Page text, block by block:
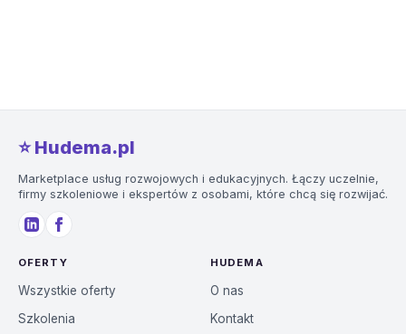
⭐️ Hudema.pl
Marketplace usług rozwojowych i edukacyjnych. Łączy uczelnie,
firmy szkoleniowe i ekspertów z osobami, które chcą się rozwijać.
OFERTY
Wszystkie oferty
Szkolenia
HUDEMA
O nas
Kontakt